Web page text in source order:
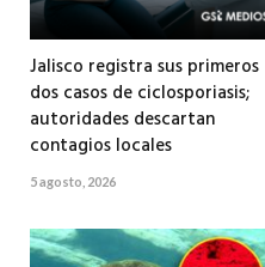
Jalisco registra sus primeros
dos casos de ciclosporiasis;
autoridades descartan
contagios locales
5 agosto, 2026